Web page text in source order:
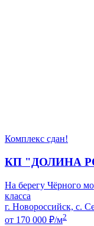
Комплекс сдан!
КП "ДОЛИНА
На берегу Чёрного
класса
г. Новороссийск, с.
от 170 000 ₽/м2